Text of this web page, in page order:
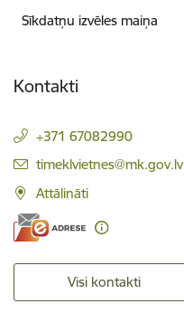
Sīkdatņu izvēles maiņa
Kontakti
+371 67082990
E-pasts:
timeklvietnes@mk.gov.lv
Attālināti
Visi kontakti